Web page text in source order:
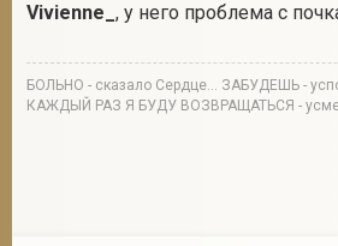
Vivienne_ , у него проблема с
БОЛЬНО - сказало Сердце… ЗАБУДЕШЬ -
КАЖДЫЙ РАЗ Я БУДУ ВОЗВРАЩАТЬСЯ -